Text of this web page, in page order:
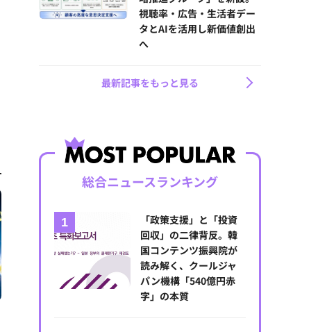
視聴率・広告・生活者デー
タとAIを活用し新価値創出
へ
最新記事をもっと見る
総合ニュースランキング
「政策支援」と「投資
回収」の二律背反。韓
国コンテンツ振興院が
読み解く、クールジャ
パン機構「540億円赤
字」の本質